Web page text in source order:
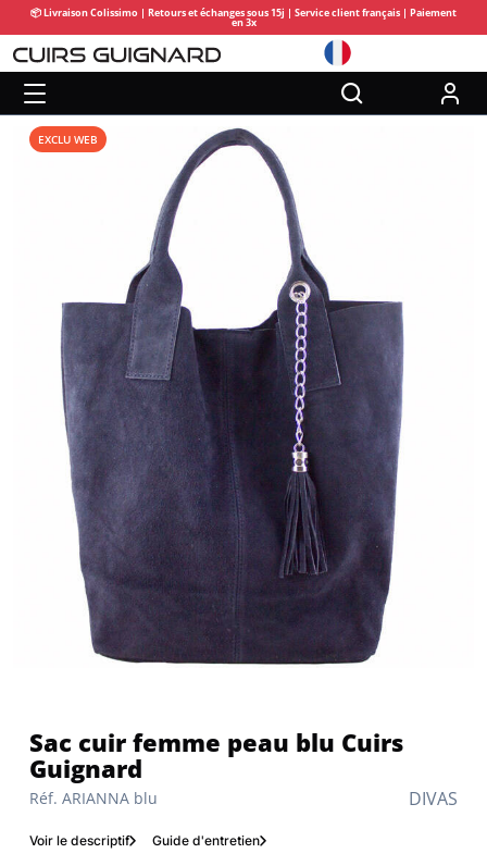
📦 Livraison Colissimo | Retours et échanges sous 15j | Service client français | Paiement
en 3x
DIVAS
Réf. ARIANNA blu
Sac cuir femme peau blu Cuirs
Guignard
Voir le descriptif Guide d'entretien
EXCLU WEB